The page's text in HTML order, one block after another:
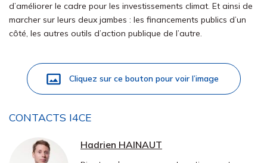
d’améliorer le cadre pour les investissements climat. Et ainsi de
marcher sur leurs deux jambes : les financements publics d’un
côté, les autres outils d’action publique de l’autre.
Cliquez sur ce bouton pour voir l’image
CONTACTS I4CE
Hadrien HAINAUT